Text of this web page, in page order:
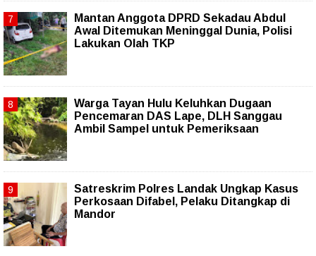
Mantan Anggota DPRD Sekadau Abdul
Awal Ditemukan Meninggal Dunia, Polisi
Lakukan Olah TKP
Warga Tayan Hulu Keluhkan Dugaan
Pencemaran DAS Lape, DLH Sanggau
Ambil Sampel untuk Pemeriksaan
Satreskrim Polres Landak Ungkap Kasus
Perkosaan Difabel, Pelaku Ditangkap di
Mandor